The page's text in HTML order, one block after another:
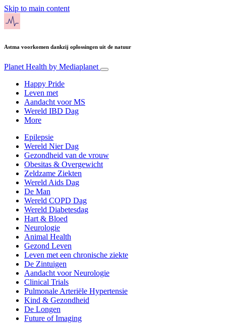
Skip to main content
Astma voorkomen dankzij oplossingen uit de natuur
Planet Health by Mediaplanet
Happy Pride
Leven met
Aandacht voor MS
Wereld IBD Dag
More
Epilepsie
Wereld Nier Dag
Gezondheid van de vrouw
Obesitas & Overgewicht
Zeldzame Ziekten
Wereld Aids Dag
De Man
Wereld COPD Dag
Wereld Diabetesdag
Hart & Bloed
Neurologie
Animal Health
Gezond Leven
Leven met een chronische ziekte
De Zintuigen
Aandacht voor Neurologie
Clinical Trials
Pulmonale Arteriële Hypertensie
Kind & Gezondheid
De Longen
Future of Imaging